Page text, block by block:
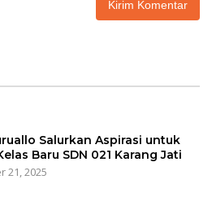
Salurkan Aspirasi untuk
Baru SDN 021 Karang Jati
21, 2025